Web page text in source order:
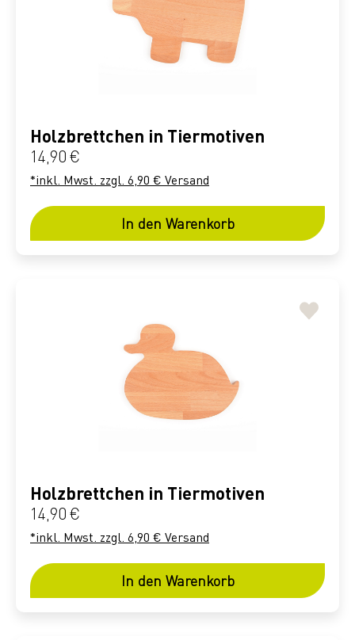
Holzbrettchen in Tiermotiven
Regulärer Preis:
14,90 €
*inkl. Mwst. zzgl. 6,90 € Versand
In den Warenkorb
Holzbrettchen in Tiermotiven
Regulärer Preis:
14,90 €
*inkl. Mwst. zzgl. 6,90 € Versand
In den Warenkorb